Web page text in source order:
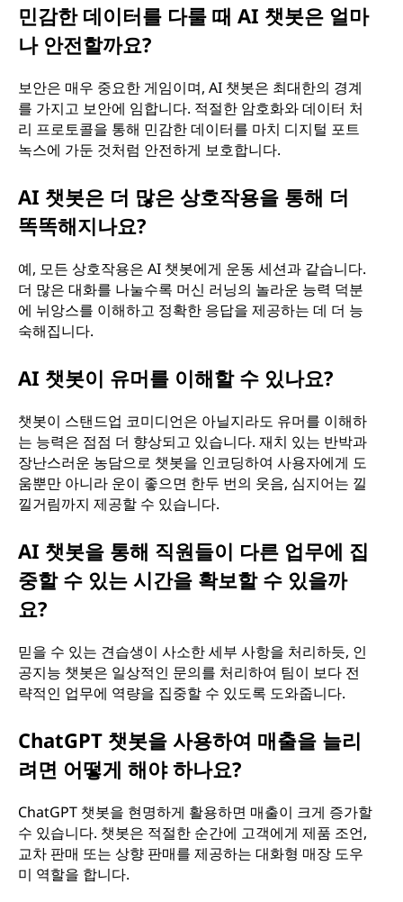
민감한 데이터를 다룰 때 AI 챗봇은 얼마
나 안전할까요?
보안은 매우 중요한 게임이며, AI 챗봇은 최대한의 경계
를 가지고 보안에 임합니다. 적절한 암호화와 데이터 처
리 프로토콜을 통해 민감한 데이터를 마치 디지털 포트
녹스에 가둔 것처럼 안전하게 보호합니다.
AI 챗봇은 더 많은 상호작용을 통해 더
똑똑해지나요?
예, 모든 상호작용은 AI 챗봇에게 운동 세션과 같습니다.
더 많은 대화를 나눌수록 머신 러닝의 놀라운 능력 덕분
에 뉘앙스를 이해하고 정확한 응답을 제공하는 데 더 능
숙해집니다.
AI 챗봇이 유머를 이해할 수 있나요?
챗봇이 스탠드업 코미디언은 아닐지라도 유머를 이해하
는 능력은 점점 더 향상되고 있습니다. 재치 있는 반박과
장난스러운 농담으로 챗봇을 인코딩하여 사용자에게 도
움뿐만 아니라 운이 좋으면 한두 번의 웃음, 심지어는 낄
낄거림까지 제공할 수 있습니다.
AI 챗봇을 통해 직원들이 다른 업무에 집
중할 수 있는 시간을 확보할 수 있을까
요?
믿을 수 있는 견습생이 사소한 세부 사항을 처리하듯, 인
공지능 챗봇은 일상적인 문의를 처리하여 팀이 보다 전
략적인 업무에 역량을 집중할 수 있도록 도와줍니다.
ChatGPT 챗봇을 사용하여 매출을 늘리
려면 어떻게 해야 하나요?
ChatGPT 챗봇을 현명하게 활용하면 매출이 크게 증가할
수 있습니다. 챗봇은 적절한 순간에 고객에게 제품 조언,
교차 판매 또는 상향 판매를 제공하는 대화형 매장 도우
미 역할을 합니다.